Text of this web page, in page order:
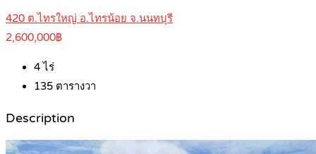
420 ต.ไทรใหญ่ อ.ไทรน้อย จ.นนทบุรี
2,600,000฿
4ไร่
135 ตารางวา
Description